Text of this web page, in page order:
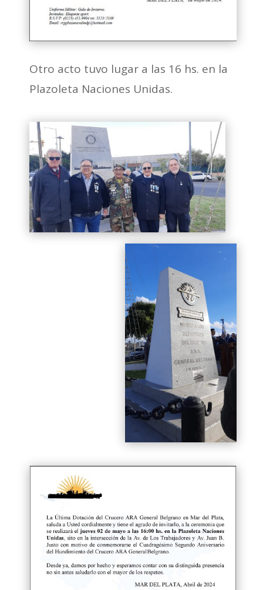
Otro acto tuvo lugar a las 16 hs. en la
Plazoleta Naciones Unidas.